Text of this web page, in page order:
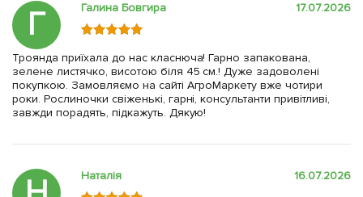
Г Галина Бовгира 17.07.2026
Троянда приїхала до нас класнюча! Гарно запакована,
зелене листячко, висотою біля 45 см.! Дуже задоволені
покупкою. Замовляємо на сайті АгроМаркету вже чотири
роки. Рослиночки свіженькі, гарні, консультанти привітливі,
завжди порадять, підкажуть. Дякую!
Наталія 16.07.2026